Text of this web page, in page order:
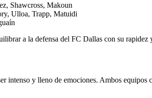
Shawcross, Makoun
Ulloa, Trapp, Matuidi
a la defensa del FC Dallas con su
intenso y lleno de emociones. Ambos